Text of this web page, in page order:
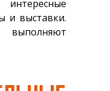
и выставки.